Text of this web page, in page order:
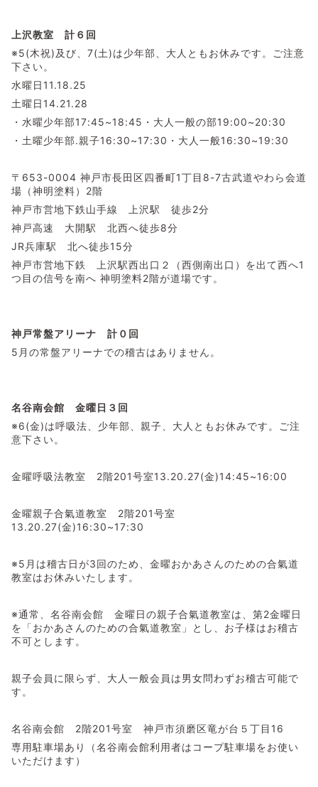
上沢教室 計６回
※5(木祝)及び、7(土)は少年部、大人ともお休みです。ご注意
下さい。
水曜日11.18.25
土曜日14.21.28
・水曜少年部17:45~18:45・大人一般の部19:00~20:30
・土曜少年部.親子16:30~17:30・大人一般16:30~19:30
〒653-0004 神戸市長田区四番町1丁目8-7古武道やわら会道
場（神明塗料）2階
神戸市営地下鉄山手線 上沢駅 徒歩2分
神戸高速 大開駅 北西へ徒歩8分
JR兵庫駅 北へ徒歩15分
神戸市営地下鉄 上沢駅西出口２（西側南出口）を出て西へ1
つ目の信号を南へ 神明塗料2階が道場です。
神戸常盤アリーナ 計０回
5月の常盤アリーナでの稽古はありません。
名谷南会館 金曜日３回
※6(金)は呼吸法、少年部、親子、大人ともお休みです。ご注
意下さい。
金曜呼吸法教室 2階201号室13.20.27(金)14:45~16:00
金曜親子合氣道教室 2階201号室
13.20.27(金)16:30~17:30
※5月は稽古日が3回のため、金曜おかあさんのための合氣道
教室はお休みいたします。
※通常、名谷南会館 金曜日の親子合氣道教室は、第2金曜日
を「おかあさんのための合氣道教室」とし、お子様はお稽古
不可とします。
親子会員に限らず、大人一般会員は男女問わずお稽古可能で
す。
名谷南会館 2階201号室 神戸市須磨区竜が台５丁目16
専用駐車場あり（名谷南会館利用者はコープ駐車場をお使い
いただけます）